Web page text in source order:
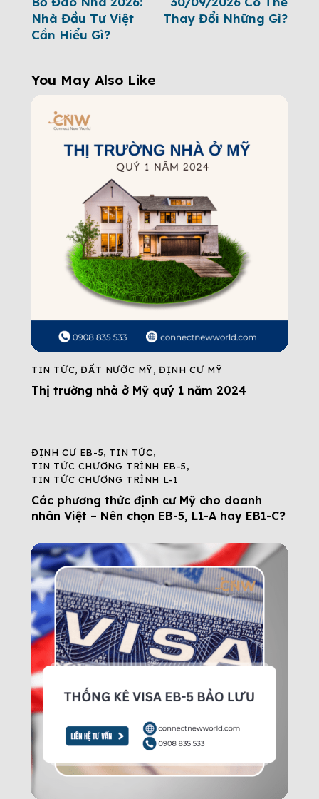
Nhà Đầu Tư Việt
Cần Hiểu Gì?
Thay Đổi Những Gì?
You May Also Like
TIN TỨC,ĐẤT NƯỚC MỸ,ĐỊNH CƯ MỸ
Thị trường nhà ở Mỹ quý 1 năm 2024
ĐỊNH CƯ EB-5, TIN TỨC,
TIN TỨC CHƯƠNG TRÌNH EB-5,
TIN TỨC CHƯƠNG TRÌNH L-1
Các phương thức định cư Mỹ cho doanh
nhân Việt – Nên chọn EB-5, L1-A hay EB1-C?